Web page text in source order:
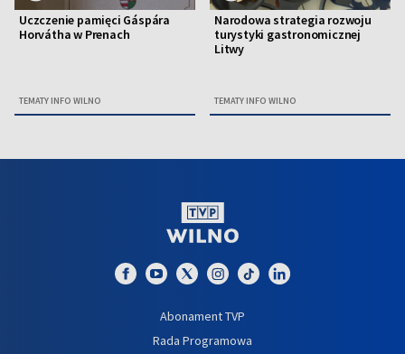
Uczczenie pamięci Gáspára
Horvátha w Prenach
TEMATY INFO WILNO
Narodowa strategia rozwoju
turystyki gastronomicznej
Litwy
TEMATY INFO WILNO
Abonament TVP
Rada Programowa